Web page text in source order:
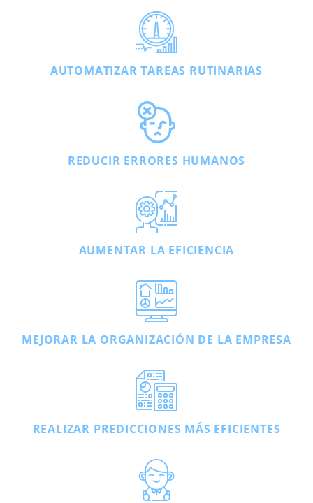
AUTOMATIZAR TAREAS RUTINARIAS
REDUCIR ERRORES HUMANOS
AUMENTAR LA EFICIENCIA
MEJORAR LA ORGANIZACIÓN DE LA EMPRESA
REALIZAR PREDICCIONES MÁS EFICIENTES